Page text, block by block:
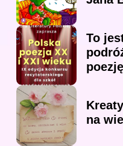
To
poezję
na